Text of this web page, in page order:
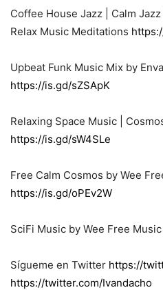
Coffee House Jazz | Calm
Relax Music Meditations
Upbeat Funk Music Mix by
https://is.gd/sZSApK
Relaxing Space Music |
https://is.gd/sW4SLe
Free Calm Cosmos by Wee
https://is.gd/oPEv2W
SciFi Music by Wee Free Music
Sígueme en Twitter https://
https://twitter.com/Ivandacho